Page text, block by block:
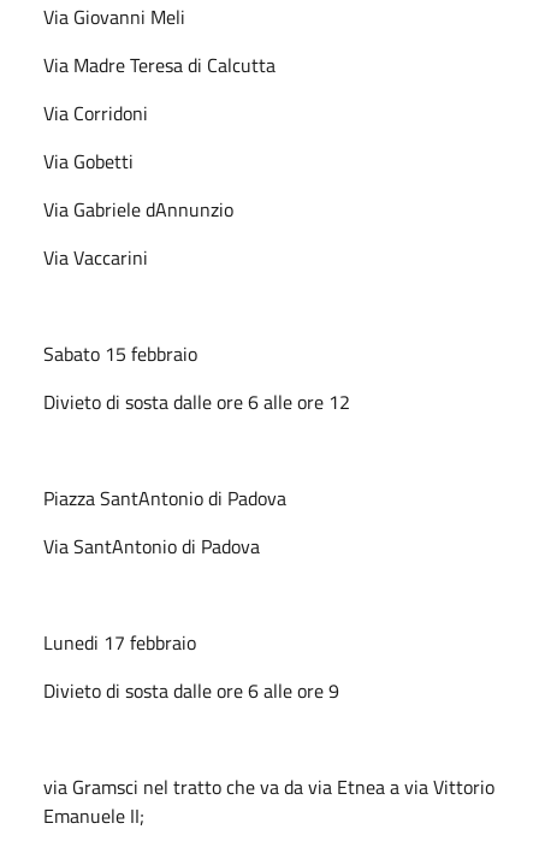
Via Giovanni Meli
Via Madre Teresa di Calcutta
Via Corridoni
Via Gobetti
Via Gabriele dAnnunzio
Via Vaccarini
Sabato 15 febbraio
Divieto di sosta dalle ore 6 alle ore 12
Piazza SantAntonio di Padova
Via SantAntonio di Padova
Lunedi 17 febbraio
Divieto di sosta dalle ore 6 alle ore 9
via Gramsci nel tratto che va da via Etnea a via Vittorio
Emanuele II;